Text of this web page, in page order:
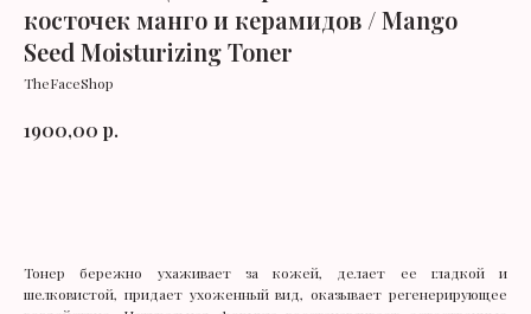
косточек манго и керамидов / Mango
Seed Moisturizing Toner
TheFaceShop
1900,00 р.
Тонер бережно ухаживает за кожей, делает ее гладкой и
шелковистой, придает ухоженный вид, оказывает регенерирующее